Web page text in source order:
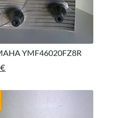
YMF46020FZ8R
était : 173,00€.
€